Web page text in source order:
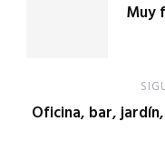
Muy
Oficina, bar,